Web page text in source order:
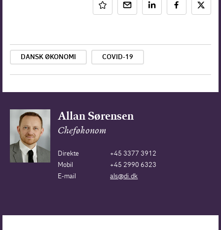
DANSK ØKONOMI COVID-19
Allan Sørensen
Cheføkonom
Direkte
+45 3377 3912
Mobil
+45 2990 6323
E-mail
als@di.dk